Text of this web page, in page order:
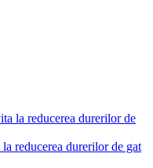
reducerea durerilor de gat